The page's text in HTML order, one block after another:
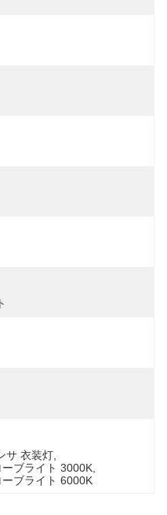
サ 衣装灯
ブライト 3000K
ブライト 6000K